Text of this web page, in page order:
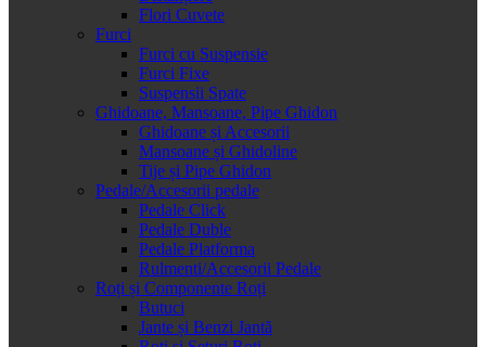
Flori Cuvete
Furci
Furci cu Suspensie
Furci Fixe
Suspensii Spate
Ghidoane, Mansoane, Pipe Ghidon
Ghidoane și Accesorii
Mansoane și Ghidoline
Tije și Pipe Ghidon
Pedale/Accesorii pedale
Pedale Click
Pedale Duble
Pedale Platforma
Rulmenti/Accesorii Pedale
Roți și Componente Roți
Butuci
Jante și Benzi Jantă